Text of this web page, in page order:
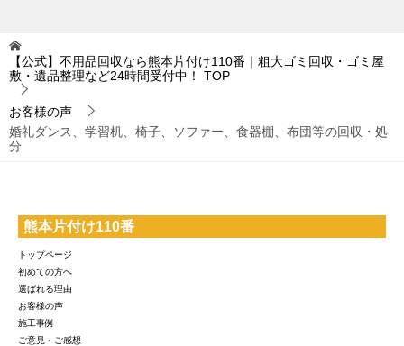
【公式】不用品回収なら熊本片付け110番｜粗大ゴミ回収・ゴミ屋
敷・遺品整理など24時間受付中！
TOP
お客様の声
婚礼ダンス、学習机、椅子、ソファー、食器棚、布団等の回収・処
分
熊本片付け110番
トップページ
初めての方へ
選ばれる理由
お客様の声
施工事例
ご意見・ご感想